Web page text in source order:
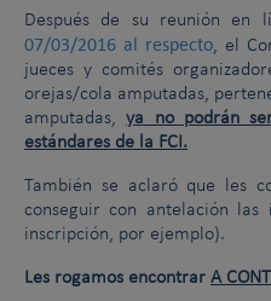
Después de su reunión
07/03/2016 al respecto, el
jueces y comités
orejas/cola amputadas,
amputadas,ya no podrán
estándares de la FCI .
También se aclaró que les
conseguir con antelación
inscripción, por ejemplo).
Les rogamos encontrar A